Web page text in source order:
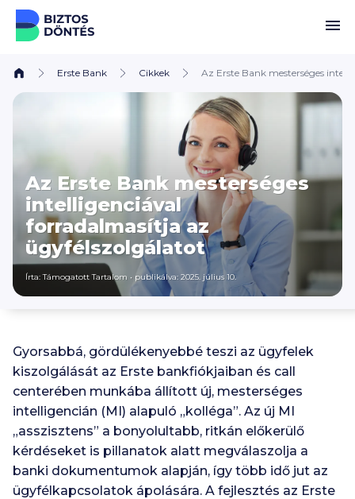
Ugrás a tartalomhoz
Erste Bank Cikkek Az Erste Bank mesterséges
Az Erste Bank mesterséges
intelligenciával
forradalmasítja az
ügyfélszolgálatot
Írta: Támogatott Tartalom • publikálva: 2025. július 10.
Gyorsabbá, gördülékenyebbé teszi az ügyfelek
kiszolgálását az Erste bankfiókjaiban és call
centerében munkába állított új, mesterséges
intelligencián (MI) alapuló „kolléga”. Az új MI
„asszisztens” a bonyolultabb, ritkán előkerülő
kérdéseket is pillanatok alatt megválaszolja a
banki dokumentumok alapján, így több idő jut az
ügyfélkapcsolatok ápolására. A fejlesztés az Erste